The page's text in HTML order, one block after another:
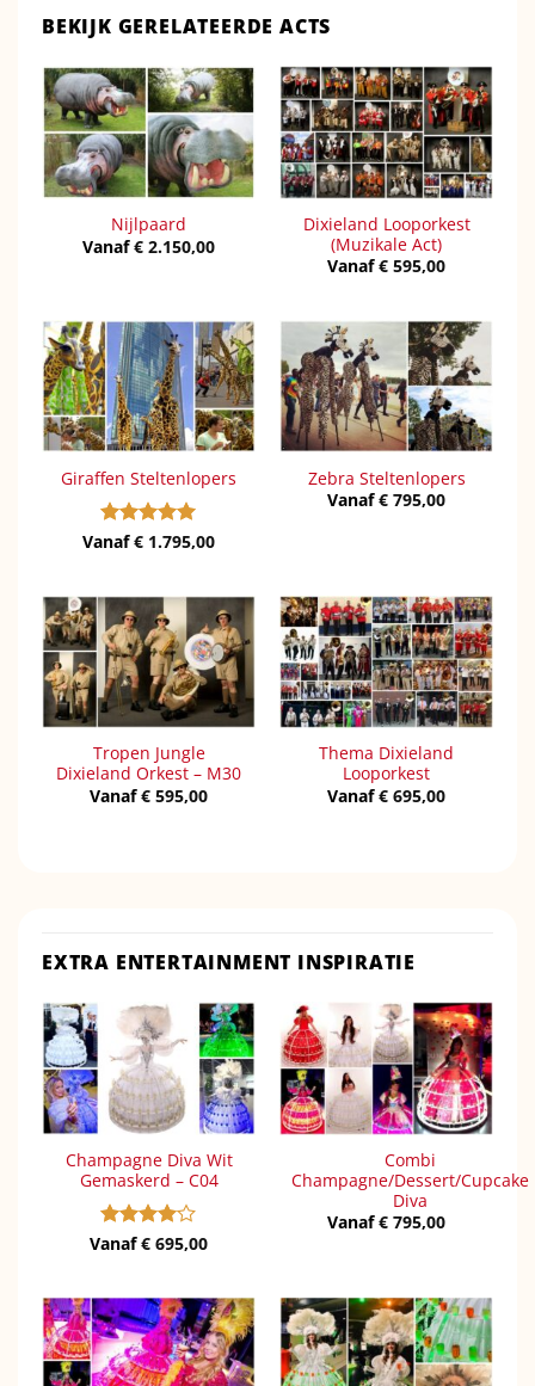
BEKIJK GERELATEERDE ACTS
Nijlpaard
Vanaf€ 2.150,00
Dixieland Looporkest
(Muzikale Act)
Vanaf€ 595,00
Giraffen Steltenlopers
Gewaardeerd
Vanaf€ 1.795,00
Zebra Steltenlopers
Vanaf€ 795,00
Tropen Jungle
Dixieland Orkest – M30
Vanaf€ 595,00
Thema Dixieland
Looporkest
Vanaf€ 695,00
EXTRA ENTERTAINMENT INSPIRATIE
Champagne Diva Wit
Gemaskerd – C04
Gewaardeerd
Vanaf€ 695,00
Combi
Champagne/Dessert/Cupcake
Diva
Vanaf€ 795,00